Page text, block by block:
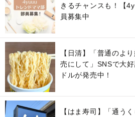
きるチャンスも！【
員募集中
【日清】「普通のよ
売にして」SNSで大
ドルが発売中！
【はま寿司】「通う